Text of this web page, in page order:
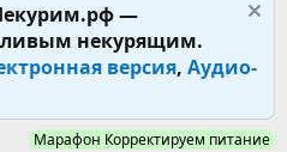
—
некурящим.
версия, Аудио-
Марафон Корректируем питание